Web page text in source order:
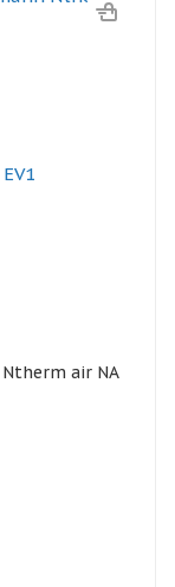
air NA